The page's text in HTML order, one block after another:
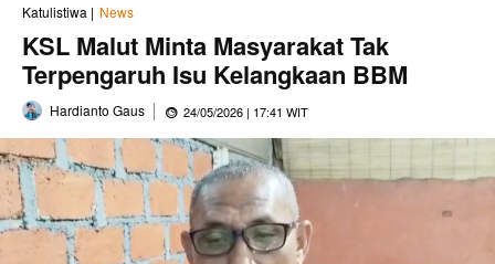
Katulistiwa | News
KSL Malut Minta Masyarakat Tak
Terpengaruh Isu Kelangkaan BBM
Hardianto Gaus 24/05/2026 | 17:41 WIT